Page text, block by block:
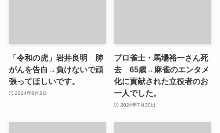
「令和の虎」岩井良明 肺
がんを告白→負けないで頑
張ってほしいです。
2024年8月2日
プロ雀士・馬場裕一さん死
去 65歳→麻雀のエンタメ
化に貢献された立役者のお
一人でした。
2024年7月30日